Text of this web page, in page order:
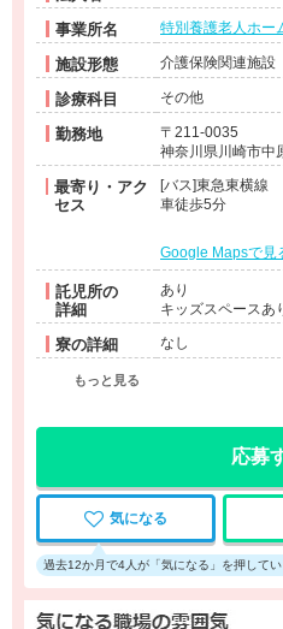
事業所名 特別養護老人ホー
施設形態 介護保険関連施設
診療科目 その他
勤務地
〒211-0035
神奈川県川崎市中
最寄り・アク
セス
[バス]東急東横線
車徒歩5分
Google Mapsで見
託児所の
詳細
あり
キッズスペースあ
寮の詳細 なし
もっと見る
応募
気になる
過去12か月で4人が「気になる」を押して